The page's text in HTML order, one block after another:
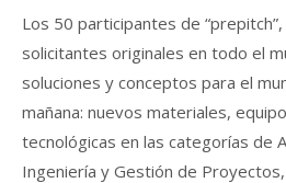
Los 50 participantes de
solicitantes originales en todo el
soluciones y conceptos para el
mañana: nuevos materiales,
tecnológicas en las categorías de
Ingeniería y Gestión de